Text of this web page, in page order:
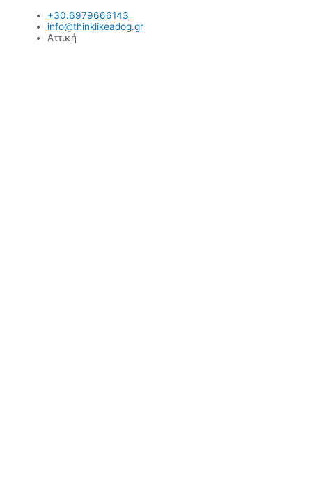
Μετάβαση
περιεχόμενο
+30.6979666143
info@thinklikeadog.gr
Αττική